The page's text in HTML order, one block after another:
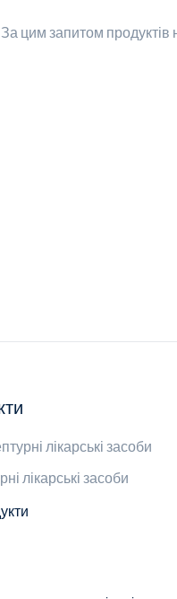
За цим запитом
лікарські засоби
лікарські засоби